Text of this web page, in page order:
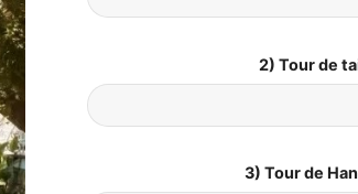
2) Tour de
3) Tour de